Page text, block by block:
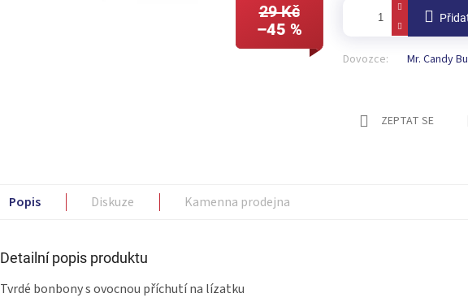
29 Kč
–45 %
Dovozce: Mr. Candy
ZEPTAT SE
Popis Diskuze Kamenna prodejna
Detailní popis produktu
Tvrdé bonbony s ovocnou příchutí na lízatku